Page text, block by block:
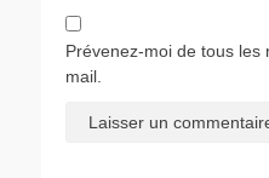
Prévenez-moi de tous les
mail.